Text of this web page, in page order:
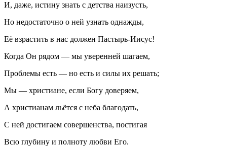
И, даже, истину знать с детства наизусть,
Но недостаточно о ней узнать однажды,
Её взрастить в нас должен Пастырь-Иисус!
Когда Он рядом — мы уверенней шагаем,
Проблемы есть — но есть и силы их решать;
Мы — христиане, если Богу доверяем,
А христианам льётся с неба благодать,
С ней достигаем совершенства, постигая
Всю глубину и полноту любви Его.